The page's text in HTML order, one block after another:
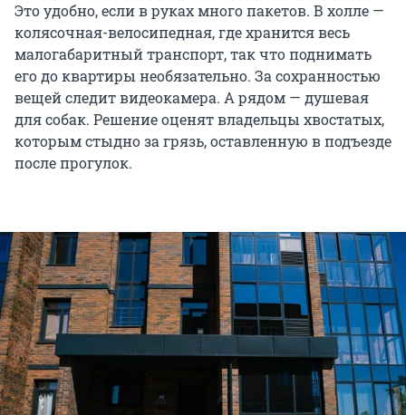
Это удобно, если в руках много пакетов. В холле —
колясочная-велосипедная, где хранится весь
малогабаритный транспорт, так что поднимать
его до квартиры необязательно. За сохранностью
вещей следит видеокамера. А рядом — душевая
для собак. Решение оценят владельцы хвостатых,
которым стыдно за грязь, оставленную в подъезде
после прогулок.